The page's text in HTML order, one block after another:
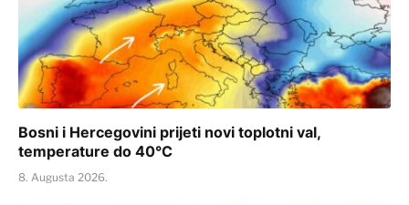
Bosni i Hercegovini prijeti novi toplotni val,
temperature do 40°C
8. Augusta 2026.